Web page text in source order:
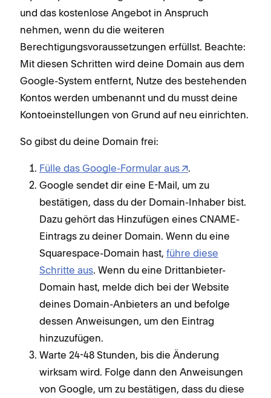
und das kostenlose Angebot in Anspruch
nehmen, wenn du die weiteren
Berechtigungsvoraussetzungen erfüllst. Beachte:
Mit diesen Schritten wird deine Domain aus dem
Google-System entfernt, Nutze des bestehenden
Kontos werden umbenannt und du musst deine
Kontoeinstellungen von Grund auf neu einrichten.
So gibst du deine Domain frei:
Fülle das Google-Formular aus
.
Google sendet dir eine E-Mail, um zu
bestätigen, dass du der Domain-Inhaber bist.
Dazu gehört das Hinzufügen eines CNAME-
Eintrags zu deiner Domain. Wenn du eine
Squarespace-Domain hast, führe diese
Schritte aus. Wenn du eine Drittanbieter-
Domain hast, melde dich bei der Website
deines Domain-Anbieters an und befolge
dessen Anweisungen, um den Eintrag
hinzuzufügen.
Warte 24-48 Stunden, bis die Änderung
wirksam wird. Folge dann den Anweisungen
von Google, um zu bestätigen, dass du diese